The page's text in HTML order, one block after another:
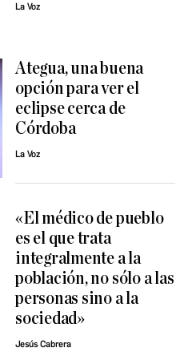
La Voz
Ategua, una buena
opción para ver el
eclipse cerca de
Córdoba
La Voz
«El médico de pueblo
es el que trata
integralmente a la
población, no sólo a las
personas sino a la
sociedad»
Jesús Cabrera